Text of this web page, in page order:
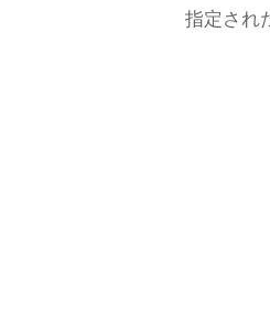
指定され